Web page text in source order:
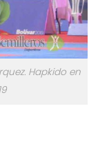
Hapkido en